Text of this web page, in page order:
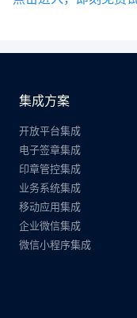
集成方案
开放平台集成
电子签章集成
印章管控集成
业务系统集成
移动应用集成
企业微信集成
微信小程序集成